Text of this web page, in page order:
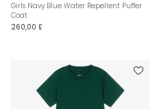
Girls Navy Blue Water Repellent Puffer
Coat
260,00 £